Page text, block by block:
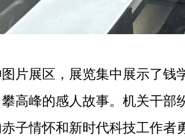
展区，展览集中展示了钱
高峰的感人故事。机关干
子情怀和新时代科技工作者